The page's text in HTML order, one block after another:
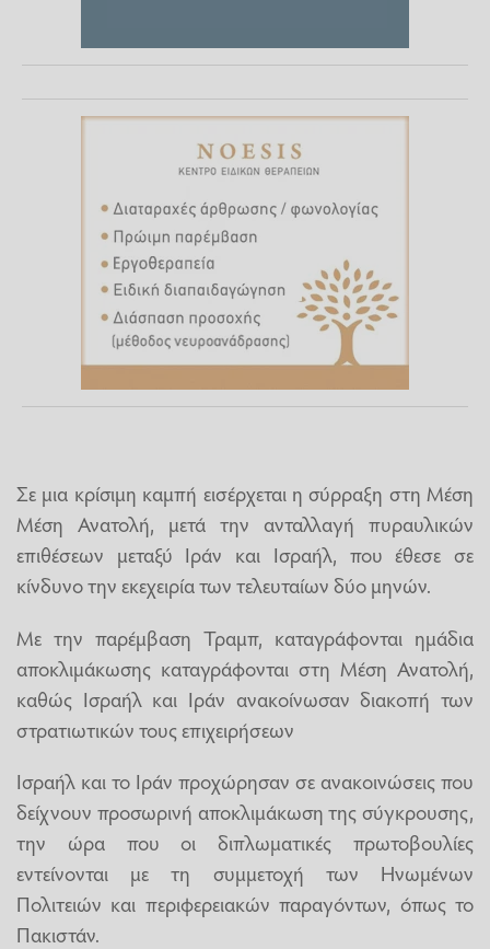
Σε μια κρίσιμη καμπή εισέρχεται η σύρραξη στη Μέση
Μέση Ανατολή, μετά την ανταλλαγή πυραυλικών
επιθέσεων μεταξύ Ιράν και Ισραήλ, που έθεσε σε
κίνδυνο την εκεχειρία των τελευταίων δύο μηνών.
Με την παρέμβαση Τραμπ, καταγράφονται ημάδια
αποκλιμάκωσης καταγράφονται στη Μέση Ανατολή,
καθώς Ισραήλ και Ιράν ανακοίνωσαν διακοπή των
στρατιωτικών τους επιχειρήσεων
Ισραήλ και το Ιράν προχώρησαν σε ανακοινώσεις που
δείχνουν προσωρινή αποκλιμάκωση της σύγκρουσης,
την ώρα που οι διπλωματικές πρωτοβουλίες
εντείνονται με τη συμμετοχή των Ηνωμένων
Πολιτειών και περιφερειακών παραγόντων, όπως το
Πακιστάν.